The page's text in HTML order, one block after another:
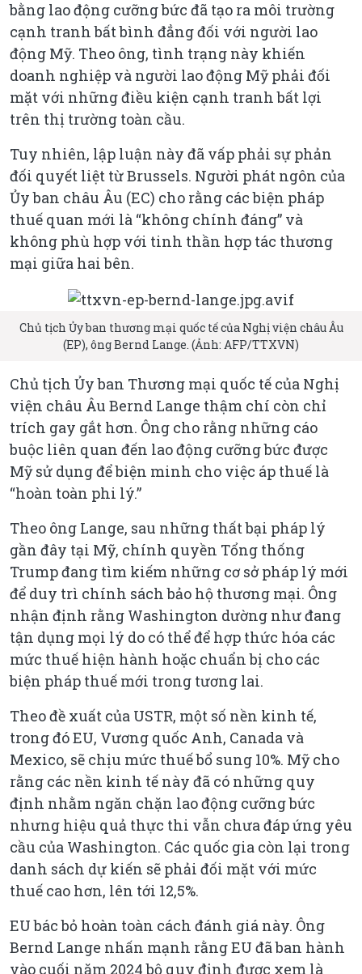
bằng lao động cưỡng bức đã tạo ra môi trường
cạnh tranh bất bình đẳng đối với người lao
động Mỹ. Theo ông, tình trạng này khiến
doanh nghiệp và người lao động Mỹ phải đối
mặt với những điều kiện cạnh tranh bất lợi
trên thị trường toàn cầu.
Tuy nhiên, lập luận này đã vấp phải sự phản
đối quyết liệt từ Brussels. Người phát ngôn của
Ủy ban châu Âu (EC) cho rằng các biện pháp
thuế quan mới là “không chính đáng” và
không phù hợp với tinh thần hợp tác thương
mại giữa hai bên.
Chủ tịch Ủy ban thương mại quốc tế của Nghị viện châu Âu
(EP), ông Bernd Lange. (Ảnh: AFP/TTXVN)
Chủ tịch Ủy ban Thương mại quốc tế của Nghị
viện châu Âu Bernd Lange thậm chí còn chỉ
trích gay gắt hơn. Ông cho rằng những cáo
buộc liên quan đến lao động cưỡng bức được
Mỹ sử dụng để biện minh cho việc áp thuế là
“hoàn toàn phi lý.”
Theo ông Lange, sau những thất bại pháp lý
gần đây tại Mỹ, chính quyền Tổng thống
Trump đang tìm kiếm những cơ sở pháp lý mới
để duy trì chính sách bảo hộ thương mại. Ông
nhận định rằng Washington dường như đang
tận dụng mọi lý do có thể để hợp thức hóa các
mức thuế hiện hành hoặc chuẩn bị cho các
biện pháp thuế mới trong tương lai.
Theo đề xuất của USTR, một số nền kinh tế,
trong đó EU, Vương quốc Anh, Canada và
Mexico, sẽ chịu mức thuế bổ sung 10%. Mỹ cho
rằng các nền kinh tế này đã có những quy
định nhằm ngăn chặn lao động cưỡng bức
nhưng hiệu quả thực thi vẫn chưa đáp ứng yêu
cầu của Washington. Các quốc gia còn lại trong
danh sách dự kiến sẽ phải đối mặt với mức
thuế cao hơn, lên tới 12,5%.
EU bác bỏ hoàn toàn cách đánh giá này. Ông
Bernd Lange nhấn mạnh rằng EU đã ban hành
vào cuối năm 2024 bộ quy định được xem là